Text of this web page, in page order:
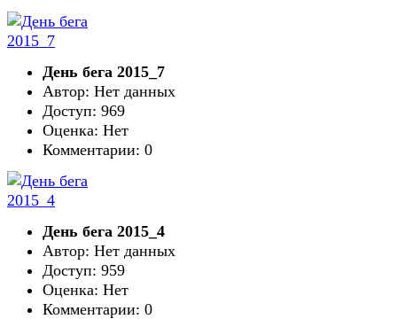
День бега 2015_7
Автор: Нет данных
Доступ: 969
Оценка: Нет
Комментарии: 0
День бега 2015_4
Автор: Нет данных
Доступ: 959
Оценка: Нет
Комментарии: 0